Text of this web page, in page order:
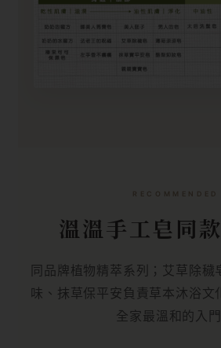
RECOMMENDED
溫溫手工皂同
同品牌植物精萃系列；艾草除穢
味、抹草保平安負責草本沐浴文
全家最溫和的入